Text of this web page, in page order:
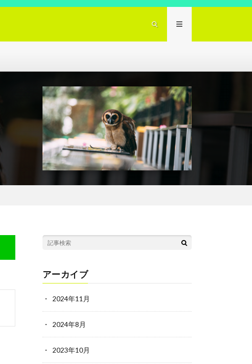
アーカイブ
2024年11月
2024年8月
2023年10月